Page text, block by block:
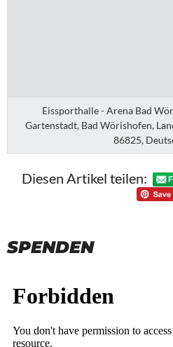
Eissporthalle - Arena Bad
Gartenstadt, Bad Wörishofen,
86825,
Diesen Artikel teilen:
SPENDEN